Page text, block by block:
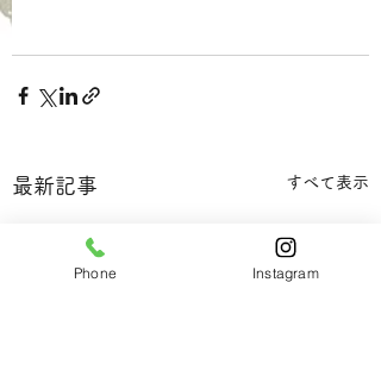
最新記事 すべて表示
Phone Instagram